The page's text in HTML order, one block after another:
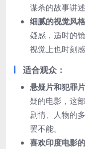
谋杀的故事讲
细腻的视觉风格
疑感，适时的
视觉上也时刻
适合观众 ：
悬疑片和犯罪
疑的电影，这
剧情、人物的
罢不能。
喜欢印度电影